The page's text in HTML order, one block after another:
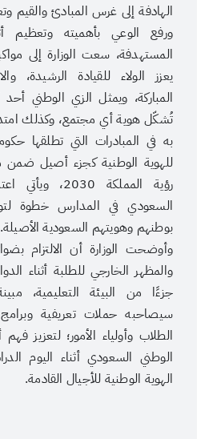
الهادفة إلى غرس المبادئ والقيم
ورفع الوعي بأهميته وتعظيم
المستهدفة، سعت الوزارة إلى
يعزز الولاء للقيادة الرشيدة،
المباركة، ويمثل الزي الوطني
تُشكّل هوية أي مجتمع، وكذلك
به في المبادرات التي تطلقها
للهوية الوطنية كجزء أصيل
رؤية المملكة
السعودي في المدارس خطوة
بوطنهم وهويتهم السعودية الأصيلة.
وأوضحت الوزارة أن الالتزام
والمظهر الخارجي للطلبة أثناء
جزءًا من البيئة التعليمية،
سيصاحبه حملات تعريفية
الطلاب وأولياء الأمور؛ لتعزيز
الوطني السعودي أثناء اليوم
الهوية الوطنية للأجيال القادمة.